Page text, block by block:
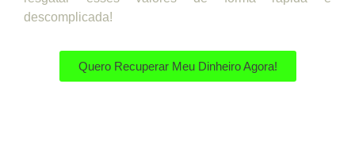
descomplicada!
Quero Recuperar Meu Dinheiro Agora!